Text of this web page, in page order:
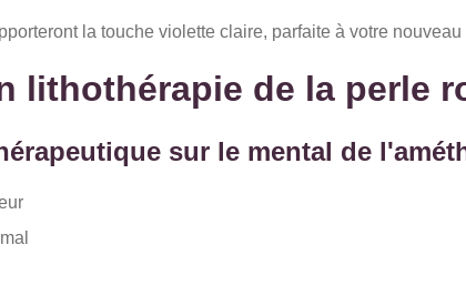
la touche violette claire, parfaite à votre nouveau
lithothérapie de la perle
sur le mental de